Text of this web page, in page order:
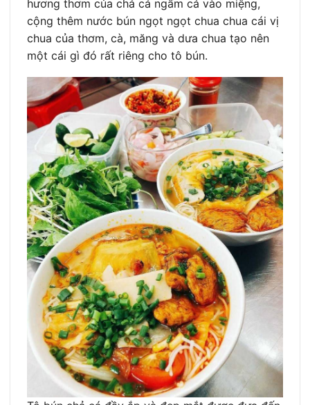
hương thơm của chả cá ngấm cả vào miệng,
cộng thêm nước bún ngọt ngọt chua chua cái vị
chua của thơm, cà, măng và dưa chua tạo nên
một cái gì đó rất riêng cho tô bún.